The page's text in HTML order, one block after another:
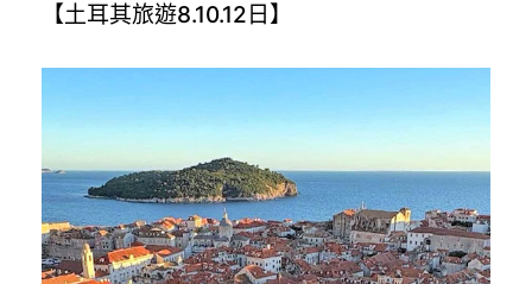
【土耳其旅遊8.10.12日】